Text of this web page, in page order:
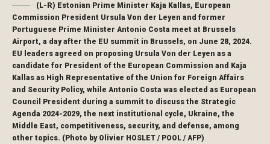
(L-R) Estonian Prime Minister Kaja Kallas, European
Commission President Ursula Von der Leyen and former
Portuguese Prime Minister Antonio Costa meet at Brussels
Airport, a day after the EU summit in Brussels, on June 28, 2024.
EU leaders agreed on proposing Ursula Von der Leyen as a
candidate for President of the European Commission and Kaja
Kallas as High Representative of the Union for Foreign Affairs
and Security Policy, while Antonio Costa was elected as European
Council President during a summit to discuss the Strategic
Agenda 2024-2029, the next institutional cycle, Ukraine, the
Middle East, competitiveness, security, and defense, among
other topics. (Photo by Olivier HOSLET / POOL / AFP)